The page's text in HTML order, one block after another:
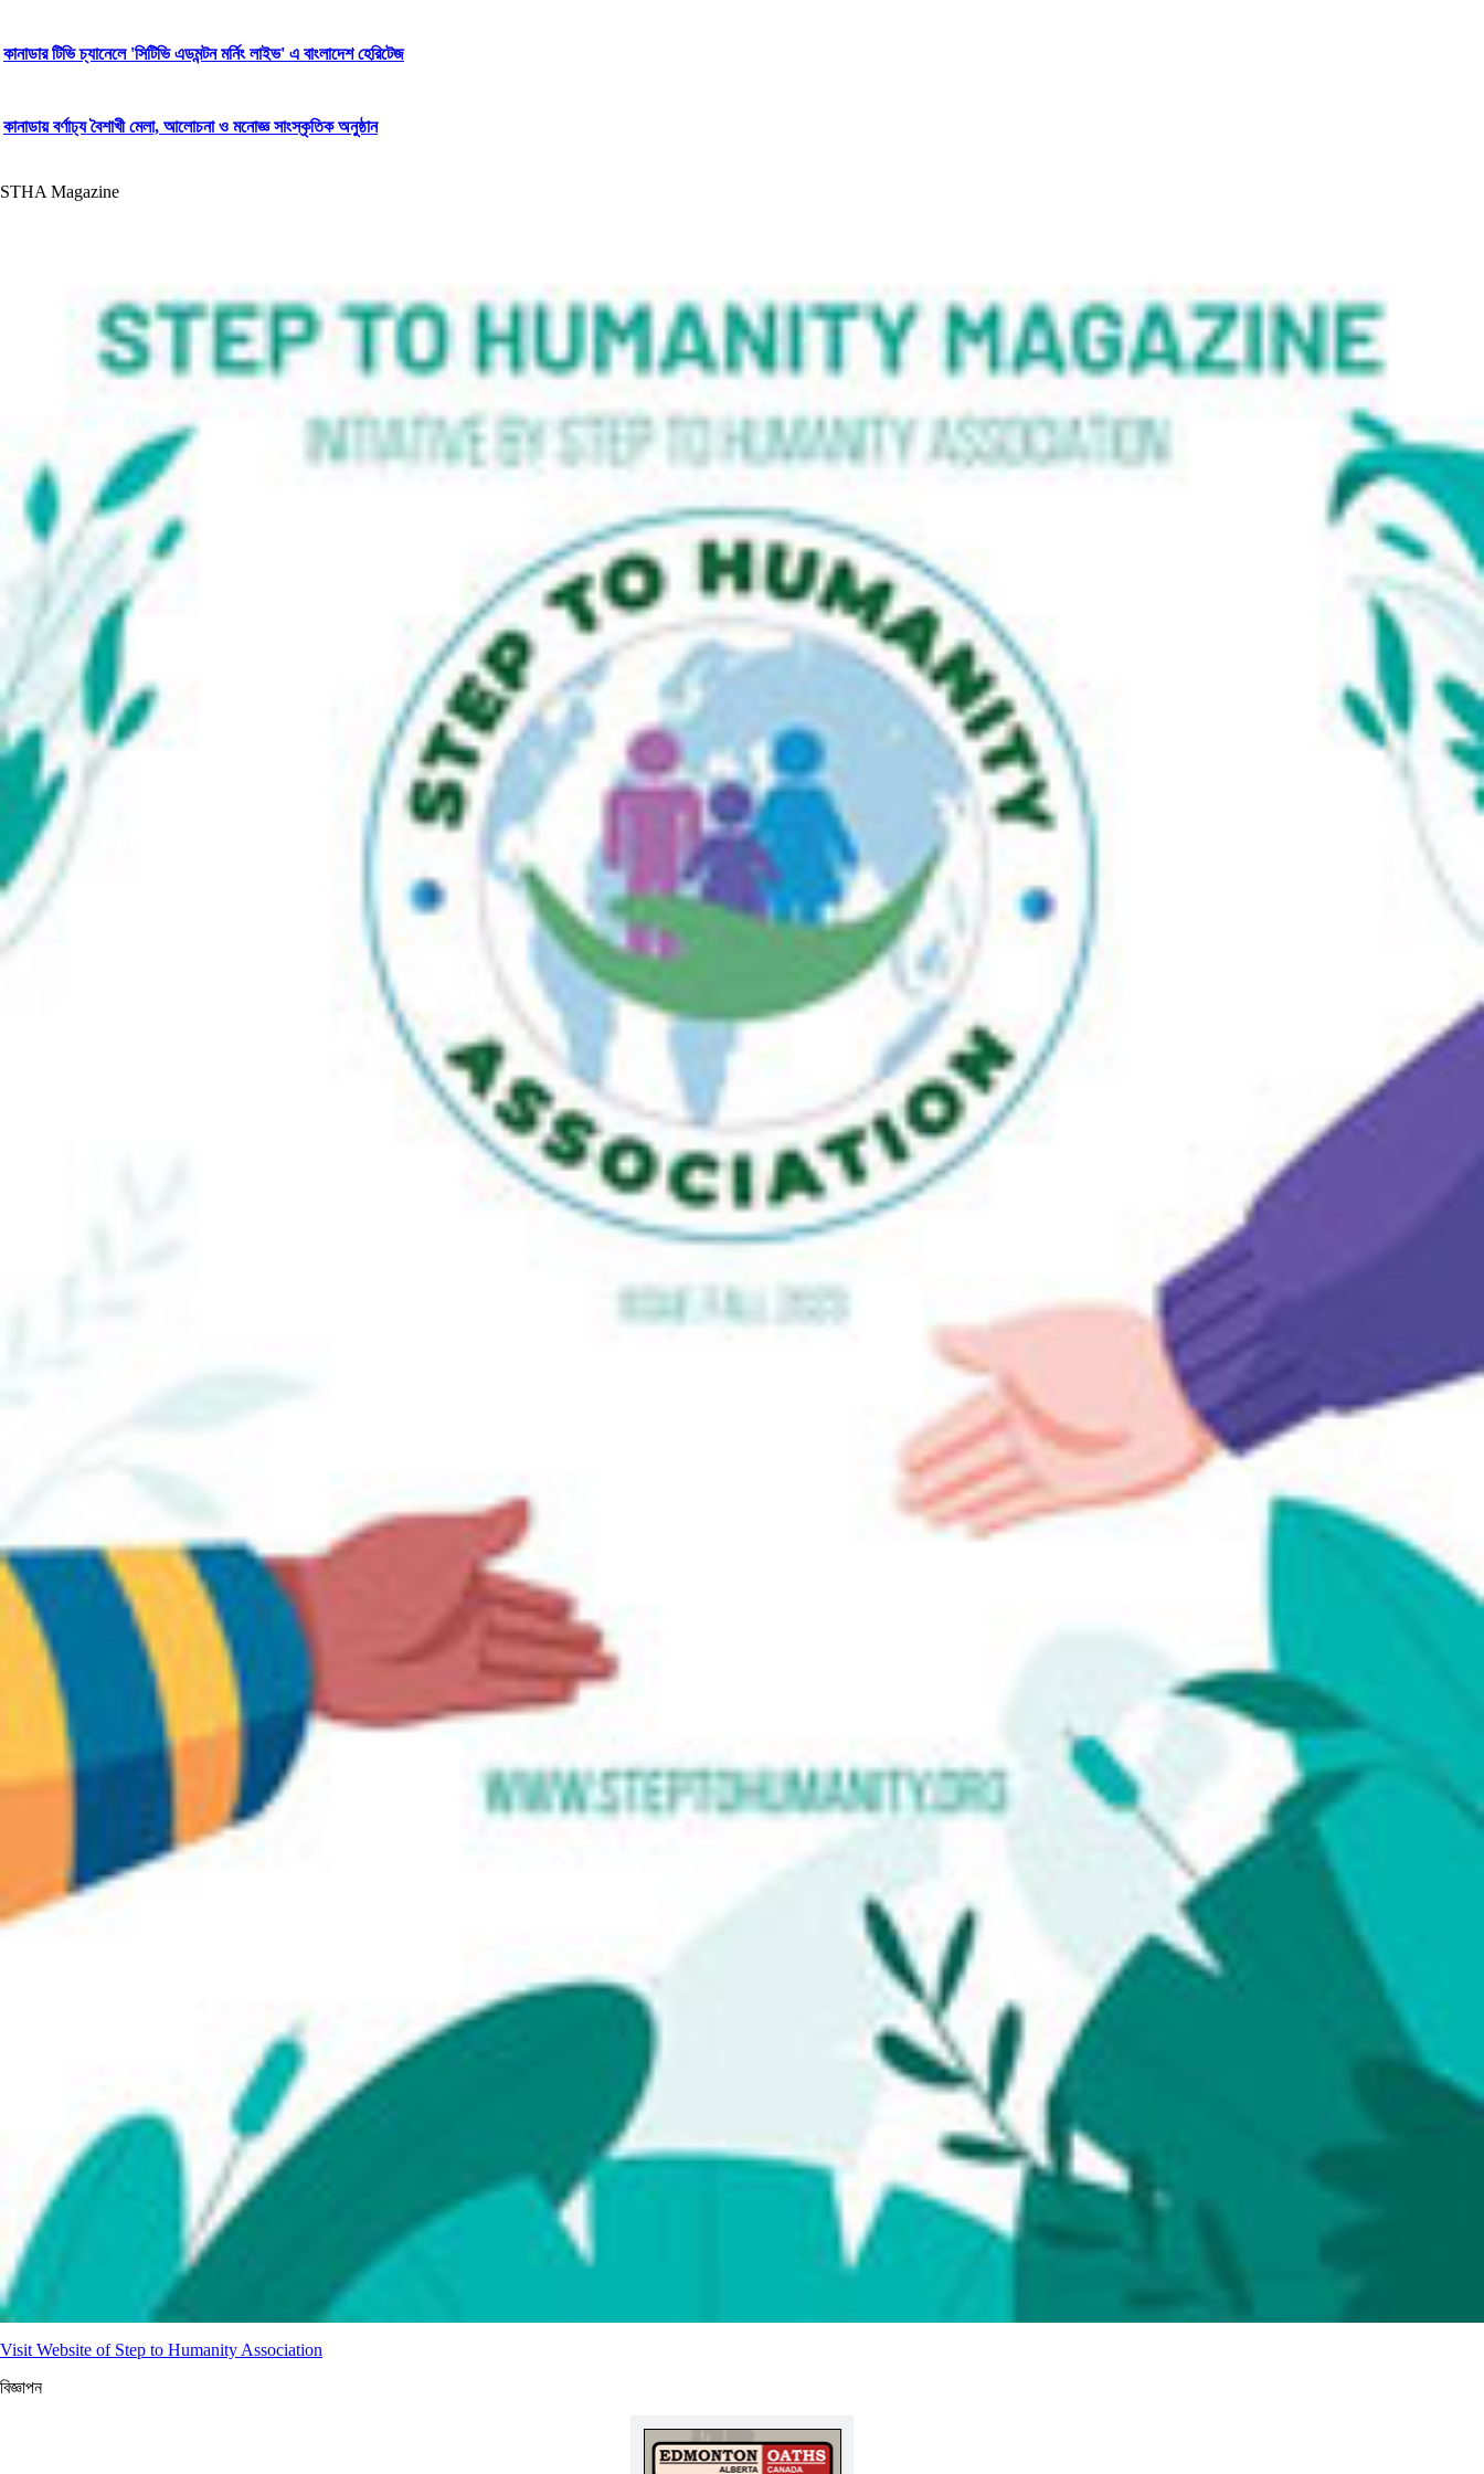
কানাডার টিভি চ্যানেলে 'সিটিভি এডমন্টন মর্নিং লাইভ' এ বাংলাদেশ হেরিটেজ
কানাডায় বর্ণাঢ্য বৈশাখী মেলা, আলোচনা ও মনোজ্ঞ সাংস্কৃতিক অনুষ্ঠান
STHA Magazine
Visit Website of Step to Humanity Association
বিজ্ঞাপন